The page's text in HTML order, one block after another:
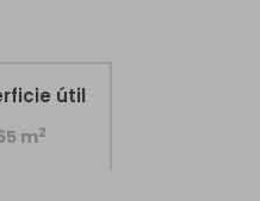
útil
m2